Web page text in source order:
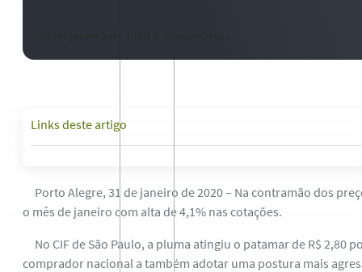
Links deste artigo
Porto Alegre, 31 de janeiro de 2020 – Na contramão dos
o mês de janeiro com alta de 4,1% nas cotações.
No CIF de São Paulo, a pluma atingiu o patamar de R$
comprador nacional a também adotar uma postura mais